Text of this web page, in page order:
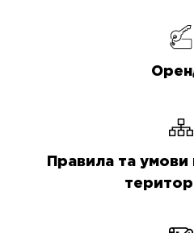
Правила та умови